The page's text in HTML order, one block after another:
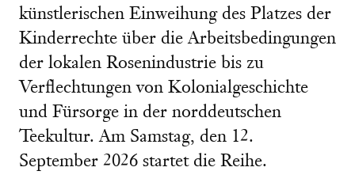
künstlerischen Einweihung des Platzes der
Kinderrechte über die Arbeitsbedingungen
der lokalen Rosenindustrie bis zu
Verflechtungen von Kolonialgeschichte
und Fürsorge in der norddeutschen
Teekultur. Am Samstag, den 12.
September 2026 startet die Reihe.